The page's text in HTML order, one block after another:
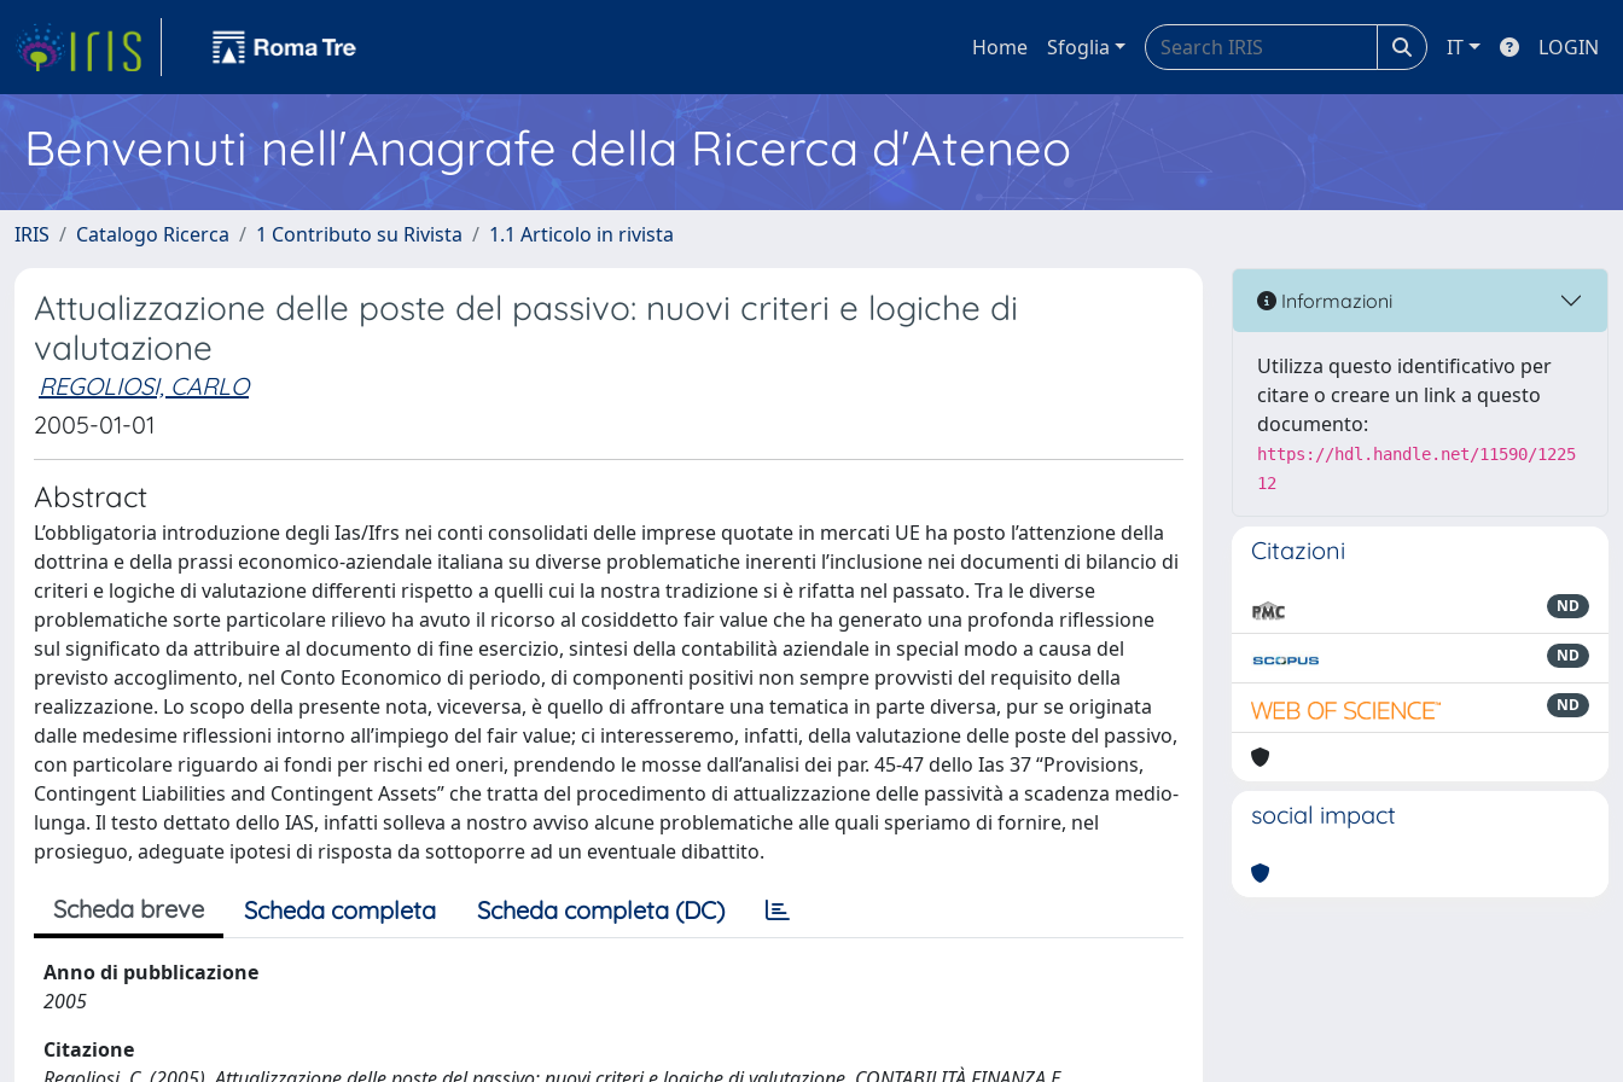
Home Sfoglia IT LOGIN
Benvenuti nell'Anagrafe della Ricerca d'Ateneo
IRIS Catalogo Ricerca 1 Contributo su Rivista 1.1 Articolo in rivista
Attualizzazione delle poste del passivo: nuovi criteri e logiche di
valutazione
REGOLIOSI, CARLO
2005-01-01
Abstract
L’obbligatoria introduzione degli Ias/Ifrs nei conti consolidati delle imprese quotate in mercati UE ha posto l’attenzione della
dottrina e della prassi economico-aziendale italiana su diverse problematiche inerenti l’inclusione nei documenti di bilancio di
criteri e logiche di valutazione differenti rispetto a quelli cui la nostra tradizione si è rifatta nel passato. Tra le diverse
problematiche sorte particolare rilievo ha avuto il ricorso al cosiddetto fair value che ha generato una profonda riflessione
sul significato da attribuire al documento di fine esercizio, sintesi della contabilità aziendale in special modo a causa del
previsto accoglimento, nel Conto Economico di periodo, di componenti positivi non sempre provvisti del requisito della
realizzazione. Lo scopo della presente nota, viceversa, è quello di affrontare una tematica in parte diversa, pur se originata
dalle medesime riflessioni intorno all’impiego del fair value; ci interesseremo, infatti, della valutazione delle poste del passivo,
con particolare riguardo ai fondi per rischi ed oneri, prendendo le mosse dall’analisi dei par. 45-47 dello Ias 37 “Provisions,
Contingent Liabilities and Contingent Assets” che tratta del procedimento di attualizzazione delle passività a scadenza medio-
lunga. Il testo dettato dello IAS, infatti solleva a nostro avviso alcune problematiche alle quali speriamo di fornire, nel
prosieguo, adeguate ipotesi di risposta da sottoporre ad un eventuale dibattito.
Scheda breve Scheda completa Scheda completa (DC)
Anno di pubblicazione
2005
Citazione
Informazioni
Utilizza questo identificativo per
citare o creare un link a questo
documento:
https://hdl.handle.net/11590/1225
12
Citazioni
ND
ND
ND
social impact